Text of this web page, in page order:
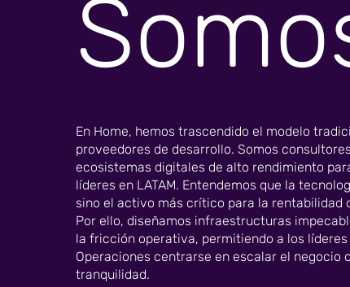
En Home, hemos trascendido el modelo
proveedores de desarrollo. Somos
ecosistemas digitales de alto rendimiento
líderes en LATAM. Entendemos que la
sino el activo más crítico para la rentabilidad
Por ello, diseñamos infraestructuras
la fricción operativa, permitiendo a los líderes
Operaciones centrarse en escalar el negocio
tranquilidad.